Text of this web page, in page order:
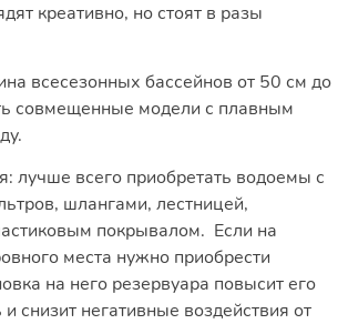
креативно, но стоят в разы
всесезонных бассейнов от 50 см до
совмещенные модели с плавным
лучше всего приобретать водоемы с
шлангами, лестницей,
покрывалом. Если на
места нужно приобрести
на него резервуара повысит его
и снизит негативные воздействия от